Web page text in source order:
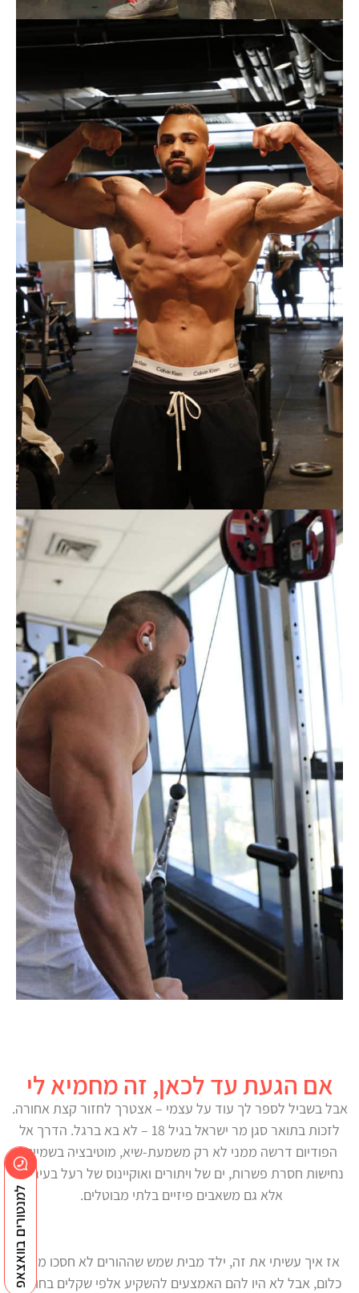
אם הגעת עד לכאן, זה מחמיא לי
אבל בשביל לספר לך עוד על עצמי – אצטרך לחזור קצת אחורה.
לזכות בתואר סגן מר ישראל בגיל 18 – לא בא ברגל. הדרך אל
הפודיום דרשה ממני לא רק משמעת-שיא, מוטיבציה בשמיים,
נחישות חסרת פשרות, ים של ויתורים ואוקיינוס של רעל בעיניים,
אלא גם משאבים פיזיים בלתי מבוטלים.
אז איך עשיתי את זה, ילד מבית שמש שההורים לא חסכו ממנו
כלום, אבל לא היו להם האמצעים להשקיע אלפי שקלים בחודש
למנטורים בוואצאפ